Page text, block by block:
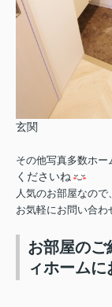
玄関
その他写真多数ホ
くださいね
人気のお部屋なので
お気軽にお問い合わ
お部屋のご
ィホームに